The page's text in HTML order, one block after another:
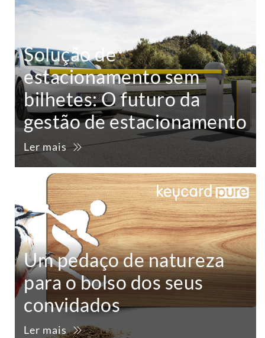
Solução de
estacionamento sem
bilhetes: O futuro da
gestão de estacionamento
Ler mais
Um pedaço de natureza
para o bolso dos seus
convidados
Ler mais